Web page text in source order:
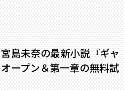
島未奈の最新小説『ギャ
ープン＆第一章の無料試